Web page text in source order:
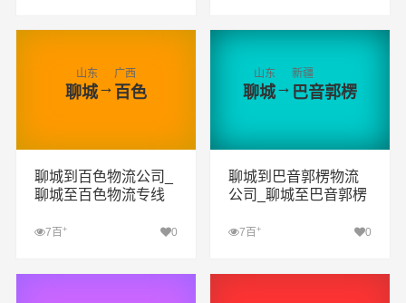
查看详细 查看详细
山东
聊城→
广西
百色
聊城到百色物流公司_
聊城至百色物流专线
7百 + 0
查看详细
山东
聊城→
新疆
巴音郭楞
聊城到巴音郭楞物流
公司_聊城至巴音郭楞
7百+ 0
查看详细